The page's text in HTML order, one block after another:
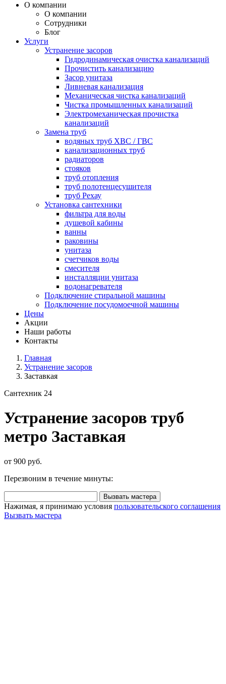
О компании
О компании
Сотрудники
Блог
Услуги
Устранение засоров
Гидродинамическая очистка канализаций
Прочистить канализацию
Засор унитаза
Ливневая канализация
Механическая чистка канализаций
Чистка промышленных канализаций
Электромеханическая прочистка
канализаций
Замена труб
водяных труб ХВС / ГВС
канализационных труб
радиаторов
стояков
труб отопления
труб полотенцесушителя
труб Рехау
Установка сантехники
фильтра для воды
душевой кабины
ванны
раковины
унитаза
счетчиков воды
смесителя
инсталляции унитаза
водонагревателя
Подключение стиральной машины
Подключение посудомоечной машины
Цены
Акции
Наши работы
Контакты
Главная
Устранение засоров
Заставкая
Сантехник 24
Устранение засоров труб
метро Заставкая
от 900 руб.
Перезвоним в течение минуты:
Вызвать мастера
Нажимая, я принимаю условия пользовательского соглашения
Вызвать мастера